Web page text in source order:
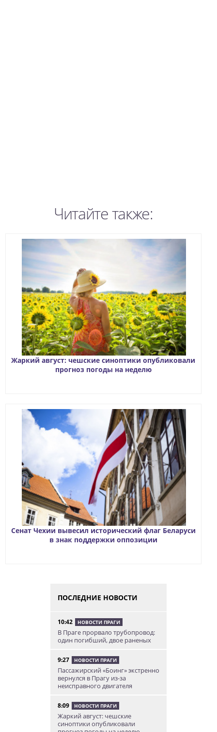
Читайте также:
Жаркий август: чешские синоптики опубликовали
прогноз погоды на неделю
Сенат Чехии вывесил исторический флаг Беларуси
в знак поддержки оппозиции
ПОСЛЕДНИЕ НОВОСТИ
10:42 НОВОСТИ ПРАГИ
В Праге прорвало трубопровод:
один погибший, двое раненых
9:27 НОВОСТИ ПРАГИ
Пассажирский «Боинг» экстренно
вернулся в Прагу из-за
неисправного двигателя
8:09 НОВОСТИ ПРАГИ
Жаркий август: чешские
синоптики опубликовали